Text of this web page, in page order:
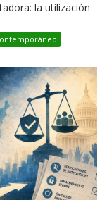
la utilización